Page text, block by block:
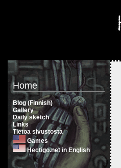
Home
Blog (Finnish)
Gallery
Daily sketch
Links
Tietoa sivustosta
Games
Hectigo.net in English